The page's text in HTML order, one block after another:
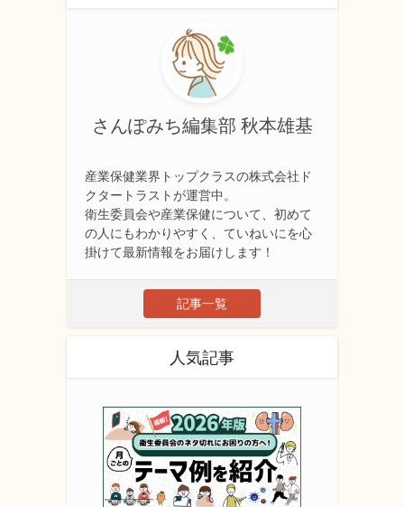
さんぽみち編集部 秋本雄基
産業保健業界トップクラスの株式会社ド
クタートラストが運営中。
衛生委員会や産業保健について、初めて
の人にもわかりやすく、ていねいにを心
掛けて最新情報をお届けします！
記事一覧
人気記事